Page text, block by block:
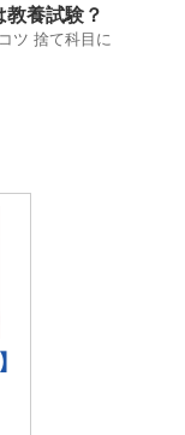
養試験？
ツ 捨て科目に